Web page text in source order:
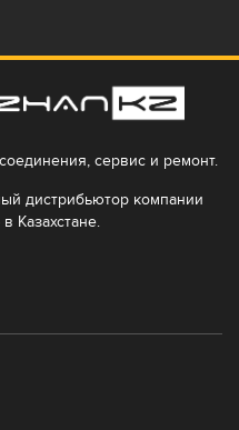
сервис и ремонт.
дистрибьютор компании
Казахстане.